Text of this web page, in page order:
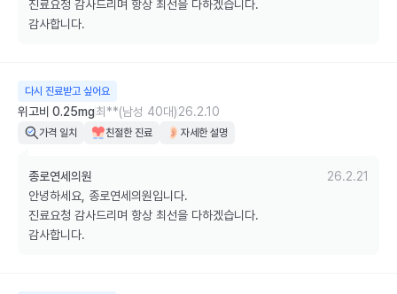
진료요청 감사드리며 항상 최선을 다하겠습니다.
감사합니다.
다시 진료받고 싶어요
위고비 0.25mg최**(남성 40대)26.2.10
가격 일치 친절한 진료 자세한 설명
종로연세의원
26.2.21
안녕하세요, 종로연세의원입니다.
진료요청 감사드리며 항상 최선을 다하겠습니다.
감사합니다.